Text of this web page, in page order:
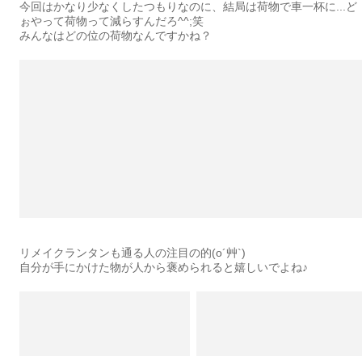
今回はかなり少なくしたつもりなのに、結局は荷物で車一杯に...ど
ぉやって荷物って減らすんだろ^^;笑
みんなはどの位の荷物なんですかね？
リメイクランタンも通る人の注目の的(o´艸`)
自分が手にかけた物が人から褒められると嬉しいでよね♪